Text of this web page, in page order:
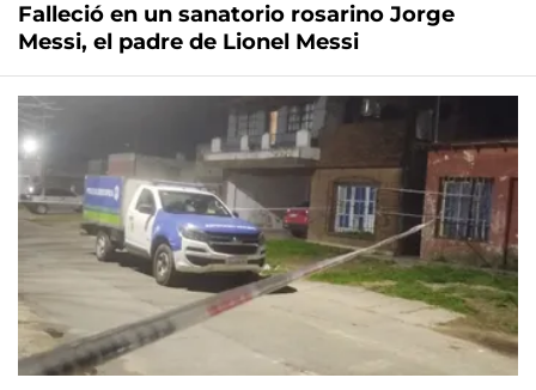
Falleció en un sanatorio rosarino Jorge
Messi, el padre de Lionel Messi